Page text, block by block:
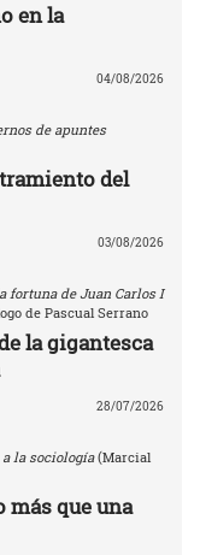
en la
04/08/2026
de apuntes
del
03/08/2026
fortuna de Juan Carlos I
de Pascual Serrano
la gigantesca
28/07/2026
la sociología(Marcial
que una